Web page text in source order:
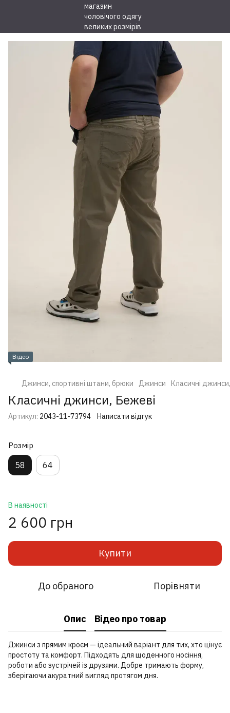
Відео
Джинси, спортивні штани, брюки Джинси Класичні
Класичні джинси, Бежеві
Артикул: 2043-11-73794 Написати відгук
Розмір
58 64
В наявності
2 600 грн
Купити
До обраного Порівняти
Опис Відео про товар
Джинси з прямим кроєм — ідеальний варіант для тих, хто цінує
простоту та комфорт. Підходять для щоденного носіння,
роботи або зустрічей із друзями. Добре тримають форму,
зберігаючи акуратний вигляд протягом дня.